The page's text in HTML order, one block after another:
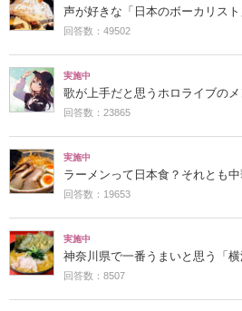
声が好きな「日本のボーカリスト
回答数：49502
実施中
歌が上手だと思うホロライブのメ
回答数：23865
実施中
ラーメンって日本食？それとも中
回答数：19653
実施中
神奈川県で一番うまいと思う「
回答数：8507